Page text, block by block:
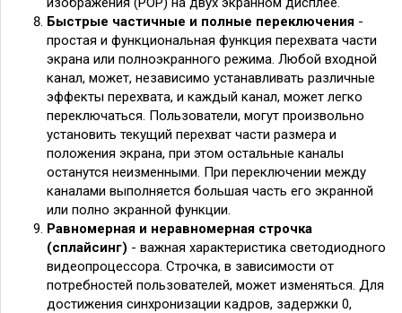
Быстрые частичные и полные переключения -
простая и функциональная функция перехвата части
экрана или полноэкранного режима. Любой входной
канал, может, независимо устанавливать различные
эффекты перехвата, и каждый канал, может легко
переключаться. Пользователи, могут произвольно
установить текущий перехват части размера и
положения экрана, при этом остальные каналы
останутся неизменными. При переключении между
каналами выполняется большая часть его экранной
или полно экранной функции.
Равномерная и неравномерная строчка
(сплайсинг) - важная характеристика светодиодного
видеопроцессора. Строчка, в зависимости от
потребностей пользователей, может изменяться. Для
достижения синхронизации кадров, задержки 0,